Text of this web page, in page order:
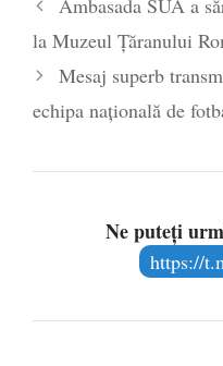
la Muzeul Țăranului
Mesaj superb
echipa națională de
Ne puteți
https://